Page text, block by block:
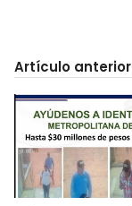
Artículo anterior